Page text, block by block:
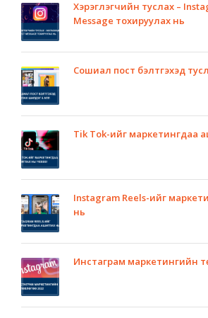
Хэрэглэгчийн туслах –
Message тохируулах нь
Сошиал пост бэлтгэхэд
Tik Tok-ийг маркетингдаа
Instagram Reels-ийг
нь
Инстаграм маркетингийн